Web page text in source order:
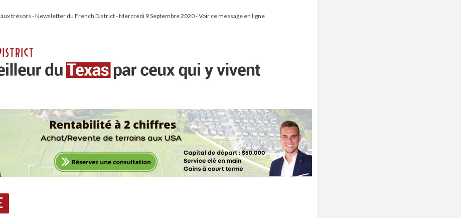
aux trésors - Newsletter du French District - Mercredi 9 Septembre 2020 - Voir ce message en ligne